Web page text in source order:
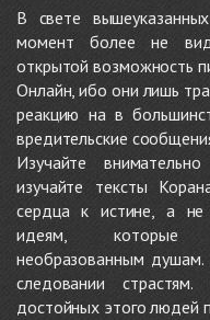
В свете
момент более не
открытой возможность
Онлайн, ибо они лишь
реакцию на в
вредительские
Изучайте
изучайте тексты
сердца к истине, а не
идеям, которые
необразованным
следовании
достойных этого людей